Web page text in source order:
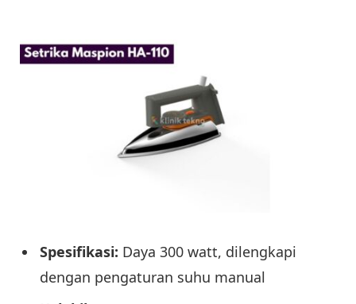
Spesifikasi: Daya 300 watt, dilengkapi
dengan pengaturan suhu manual